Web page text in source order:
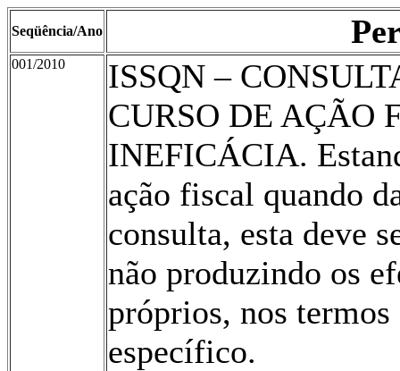
Seqüência/Ano
001/2010
ISSQN –
CURSO DE AÇÃO
INEFICÁCIA.
ação fiscal quando
consulta, esta deve
não produzindo os
próprios, nos
específico.